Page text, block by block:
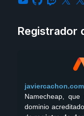
Registrador
javiercachon.com
Namecheap,
dominio